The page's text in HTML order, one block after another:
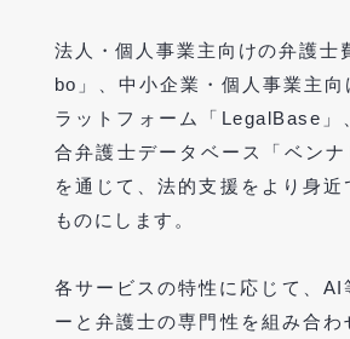
法人・個人事業主向けの弁護士
bo」、中小企業・個人事業主
ラットフォーム「LegalBase」
合弁護士データベース「ベン
を通じて、法的支援をより身近
ものにします。
各サービスの特性に応じて、AI
ーと弁護士の専門性を組み合わ